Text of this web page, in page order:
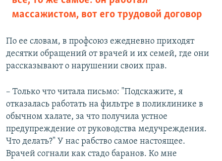
массажистом, вот его трудовой договор
По ее словам, в профсоюз ежедневно приходят
десятки обращений от врачей и их семей, где они
рассказывают о нарушении своих прав.
– Только что читала письмо: "Подскажите, я
отказалась работать на фильтре в поликлинике в
обычном халате, за что получила устное
предупреждение от руководства медучреждения.
Что делать?" У нас рабство самое настоящее.
Врачей согнали как стадо баранов. Ко мне